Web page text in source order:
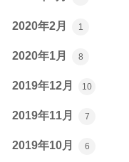
2020年2月 1
2020年1月 8
2019年12月 10
2019年11月 7
2019年10月 6